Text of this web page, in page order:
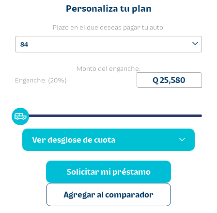
Personaliza tu plan
Plazo en el que deseas pagar tu auto.
84
Monto del enganche:
Enganche: (20%)
Ver desglose de cuota
Solicitar mi préstamo
Agregar al comparador